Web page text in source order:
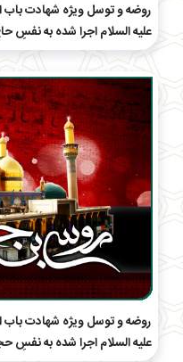
روضه و توسل ویژه شهادت باب
علیه السلام اجرا شده به نفسِ
روضه و توسل ویژه شهادت باب
علیه السلام اجرا شده به نفسِ